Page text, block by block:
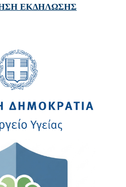
ΕΚΔΗΛΩΣΗΣ